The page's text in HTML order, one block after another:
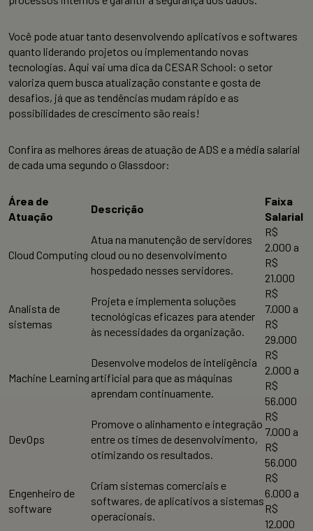
Você pode atuar tanto desenvolvendo aplicativos e softwares
quanto liderando projetos ou implementando novas
tecnologias. Aqui vai uma dica da CESAR School: o setor
valoriza quem busca atualização constante e gosta de
desafios, já que as tendências mudam rápido e as
possibilidades de crescimento são reais!
Confira as melhores áreas de atuação de ADS e a média salarial
de cada uma segundo o Glassdoor:
Área de
Atuação
Descrição
Faixa
Salarial
Cloud Computing
Atua na manutenção de servidores
cloud ou no desenvolvimento
hospedado nesses servidores.
R$
2.000 a
R$
21.000
Analista de
sistemas
Projeta e implementa soluções
tecnológicas eficazes para atender
às necessidades da organização.
R$
7.000 a
R$
29.000
Machine Learning
Desenvolve modelos de inteligência
artificial para que as máquinas
aprendam continuamente.
R$
2.000 a
R$
56.000
DevOps
Promove o alinhamento e integração
entre os times de desenvolvimento,
otimizando os resultados.
R$
7.000 a
R$
56.000
Engenheiro de
software
Criam sistemas comerciais e
softwares, de aplicativos a sistemas
operacionais.
R$
6.000 a
R$
12.000